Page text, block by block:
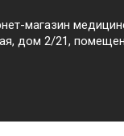
магазин
дом 2/21,